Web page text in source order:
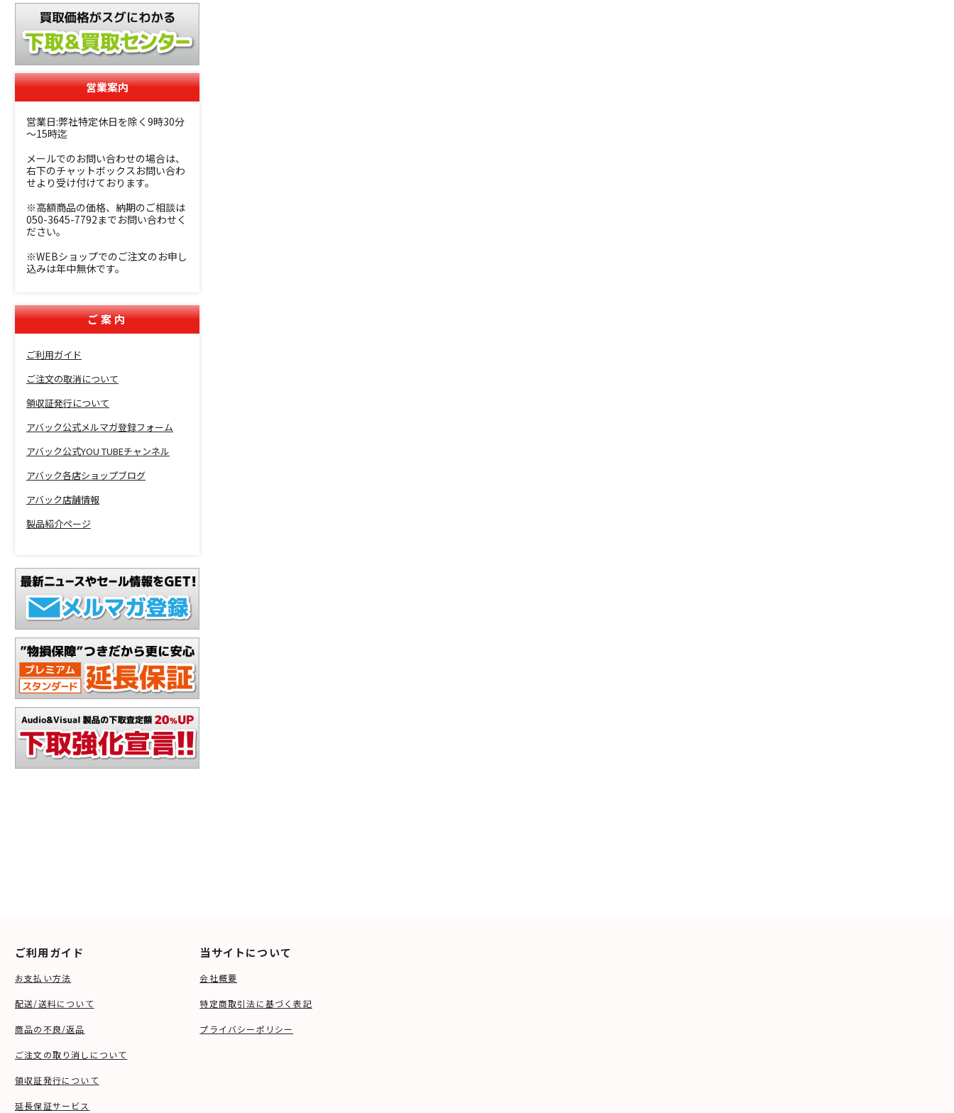
営業案内
営業日:弊社特定休日を除く9時30分
～15時迄
メールでのお問い合わせの場合は、
右下のチャットボックスお問い合わ
せより受け付けております。
※高額商品の価格、納期のご相談は
050-3645-7792までお問い合わせく
ださい。
※WEBショップでのご注文のお申し
込みは年中無休です。
ご案内
ご利用ガイド
ご注文の取消について
領収証発行について
アバック公式メルマガ登録フォーム
アバック公式YOU TUBEチャンネル
アバック各店ショップブログ
アバック店舗情報
製品紹介ページ
ご利用ガイド
お支払い方法
配送/送料について
商品の不良/返品
ご注文の取り消しについて
領収証発行について
延長保証サービス
当サイトについて
会社概要
特定商取引法に基づく表記
プライバシーポリシー